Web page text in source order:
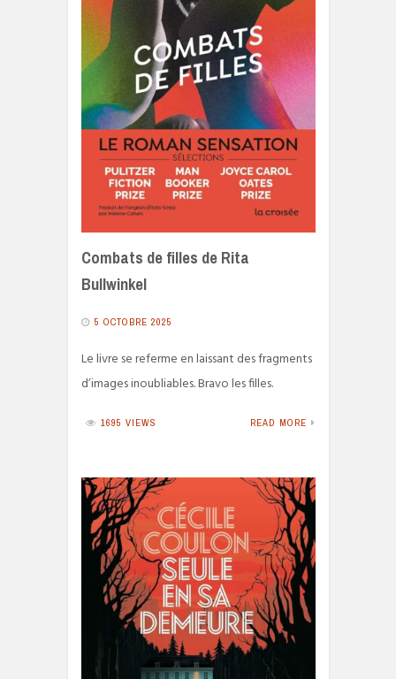
Combats de filles de Rita
Bullwinkel
5 OCTOBRE 2025
Le livre se referme en laissant des fragments
d’images inoubliables. Bravo les filles.
1695 VIEWS READ MORE